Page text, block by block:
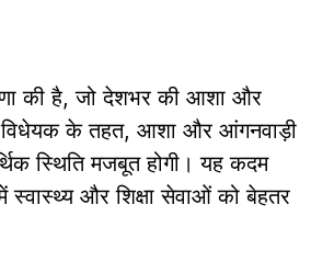
की है, जो देशभर की आशा और
विधेयक के तहत, आशा और आंगनवाड़ी
स्थिति मजबूत होगी। यह कदम
और शिक्षा सेवाओं को बेहतर